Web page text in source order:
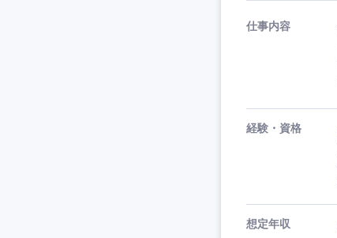
仕事内容
経験・資格
想定年収